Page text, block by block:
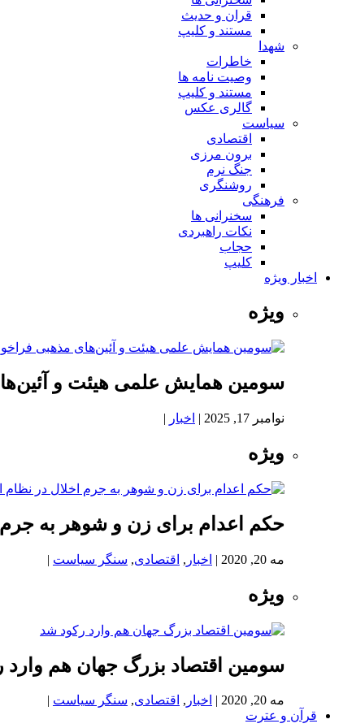
قران و حدیث
مستند و کلیپ
شهدا
خاطرات
وصیت نامه ها
مستند و کلیپ
گالری عکس
سیاست
اقتصادی
برون مرزی
جنگ نرم
روشنگری
فرهنگی
سخنرانی ها
نکات راهبردی
حجاب
کلیپ
اخبار ویژه
ویژه
سومین همایش علمی هیئت و
نوامبر 17, 2025 | اخبار |
ویژه
حکم اعدام برای زن و شوهر به جرم
مه 20, 2020 | اخبار , اقتصادی, سنگر سیاست |
ویژه
سومین اقتصاد بزرگ جهان هم وارد
مه 20, 2020 | اخبار , اقتصادی, سنگر سیاست |
قرآن و عترت